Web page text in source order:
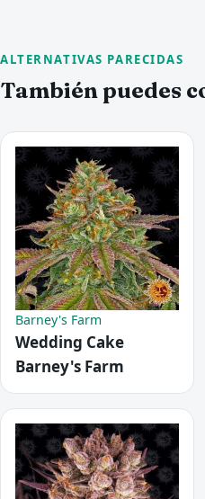
ALTERNATIVAS PARECIDAS
También puedes
Barney's Farm
Wedding Cake
Barney's Farm